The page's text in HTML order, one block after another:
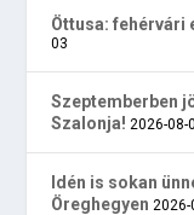
Öttusa: fehérvári
03
Szeptemberben
Szalonja! 2026-08-
Idén is sokan
Öreghegyen 2026-